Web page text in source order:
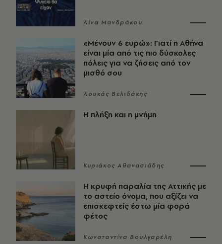
Λίνα Μανδράκου
«Μένουν 6 ευρώ»: Γιατί η Αθήνα
είναι μία από τις πιο δύσκολες
πόλεις για να ζήσεις από τον
μισθό σου
Λουκάς Βελιδάκης
Η πλήξη και η μνήμη
Κυριάκος Αθανασιάδης
Η κρυφή παραλία της Αττικής με
το αστείο όνομα, που αξίζει να
επισκεφτείς έστω μία φορά
φέτος
Κωνσταντίνα Βουλγαρέλη